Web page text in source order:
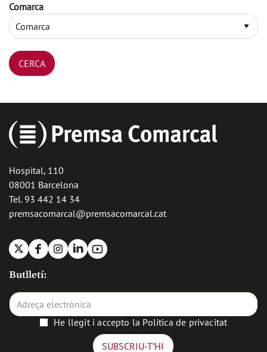
Comarca
Hospital, 110
08001 Barcelona
Tel. 93 442 14 34
premsacomarcal@premsacomarcal.cat
X FacebookInstagram
LinkedinYoutube
Butlletí:
He llegit i accepto la Política de privacitat